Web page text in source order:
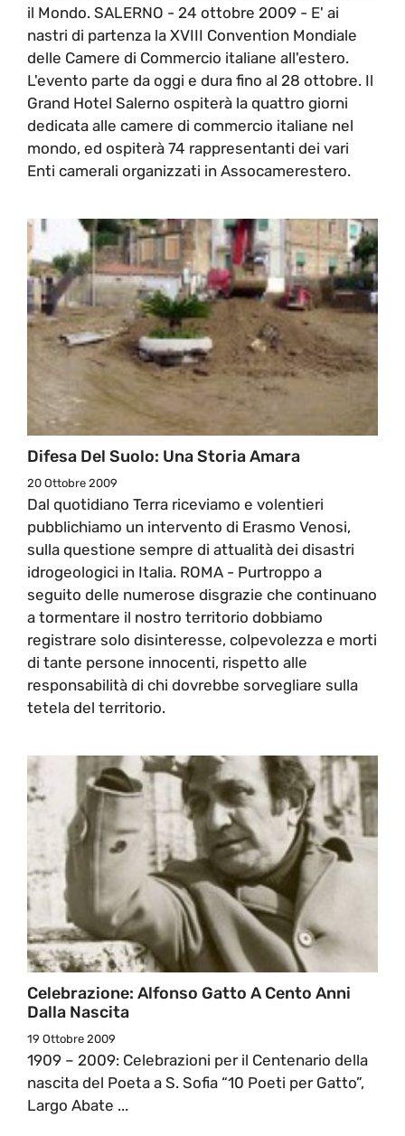
il Mondo. SALERNO - 24 ottobre 2009 - E' ai
nastri di partenza la XVIII Convention Mondiale
delle Camere di Commercio italiane all'estero.
L'evento parte da oggi e dura fino al 28 ottobre. Il
Grand Hotel Salerno ospiterà la quattro giorni
dedicata alle camere di commercio italiane nel
mondo, ed ospiterà 74 rappresentanti dei vari
Enti camerali organizzati in Assocamerestero.
Difesa Del Suolo: Una Storia Amara
20 Ottobre 2009
Dal quotidiano Terra riceviamo e volentieri
pubblichiamo un intervento di Erasmo Venosi,
sulla questione sempre di attualità dei disastri
idrogeologici in Italia. ROMA - Purtroppo a
seguito delle numerose disgrazie che continuano
a tormentare il nostro territorio dobbiamo
registrare solo disinteresse, colpevolezza e morti
di tante persone innocenti, rispetto alle
responsabilità di chi dovrebbe sorvegliare sulla
tetela del territorio.
Celebrazione: Alfonso Gatto A Cento Anni
Dalla Nascita
19 Ottobre 2009
1909 – 2009: Celebrazioni per il Centenario della
nascita del Poeta a S. Sofia “10 Poeti per Gatto”,
Largo Abate ...